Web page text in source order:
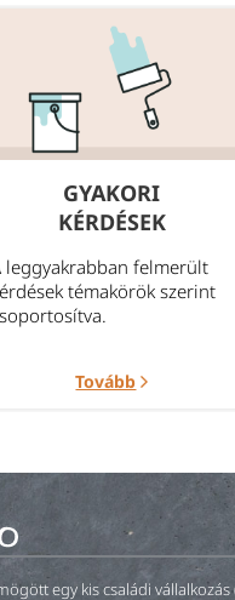
GYAKORI
KÉRDÉSEK
leggyakrabban felmerült
témakörök szerint
Tovább
egy kis családi vállalkozás